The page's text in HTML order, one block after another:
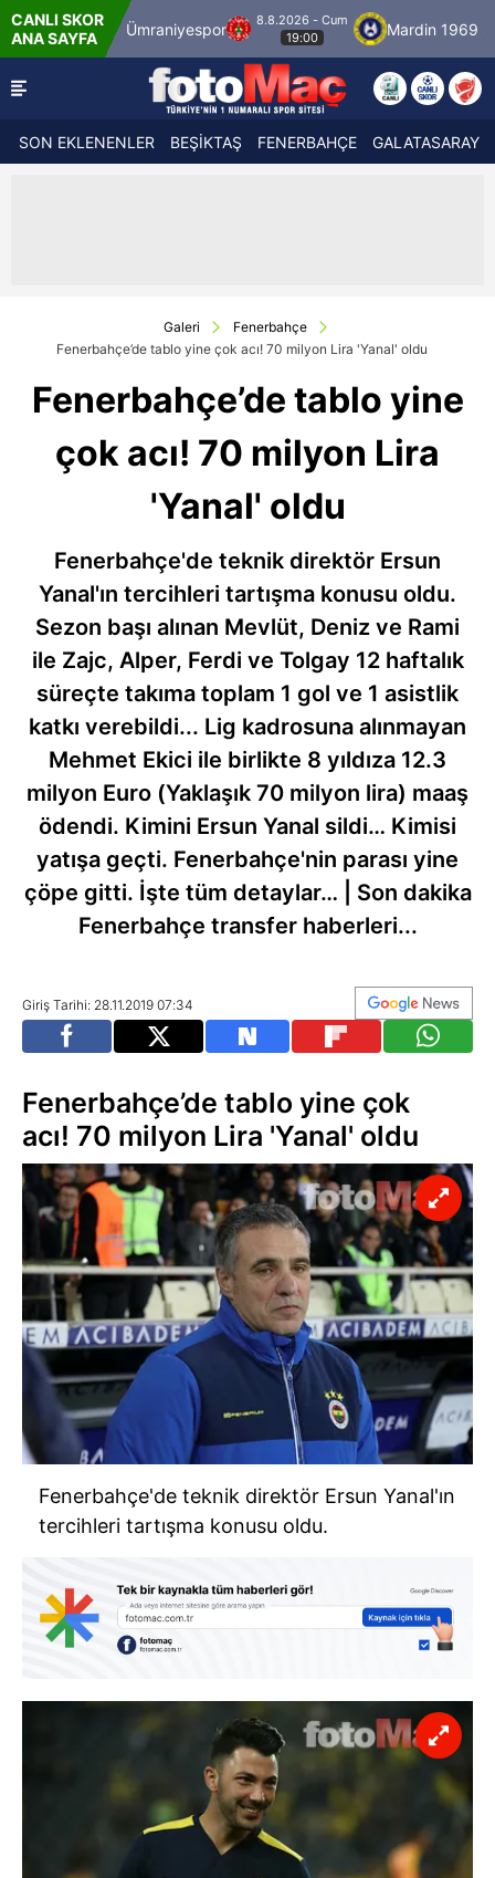
CANLI SKOR
ANA SAYFAÜmraniyespor
8.8.2026 - Cum
19:00
Mardin 1969 Spor
SON EKLENENLER BEŞİKTAŞ FENERBAHÇE GALATASARAY
Galeri
Fenerbahçe
Fenerbahçe’de tablo yine çok acı! 70 milyon Lira 'Yanal' oldu
Fenerbahçe’de tablo yine
çok acı! 70 milyon Lira
'Yanal' oldu
Fenerbahçe'de teknik direktör Ersun
Yanal'ın tercihleri tartışma konusu oldu.
Sezon başı alınan Mevlüt, Deniz ve Rami
ile Zajc, Alper, Ferdi ve Tolgay 12 haftalık
süreçte takıma toplam 1 gol ve 1 asistlik
katkı verebildi... Lig kadrosuna alınmayan
Mehmet Ekici ile birlikte 8 yıldıza 12.3
milyon Euro (Yaklaşık 70 milyon lira) maaş
ödendi. Kimini Ersun Yanal sildi… Kimisi
yatışa geçti. Fenerbahçe'nin parası yine
çöpe gitti. İşte tüm detaylar… | Son dakika
Fenerbahçe transfer haberleri...
Giriş Tarihi: 28.11.2019 07:34
Fenerbahçe’de tablo yine çok
acı! 70 milyon Lira 'Yanal' oldu
Fenerbahçe'de teknik direktör Ersun Yanal'ın
tercihleri tartışma konusu oldu.